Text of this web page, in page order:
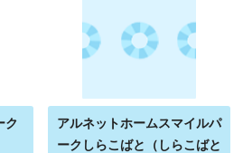
ク
アルネットホームスマイルパ
ークしらこばと（しらこばと